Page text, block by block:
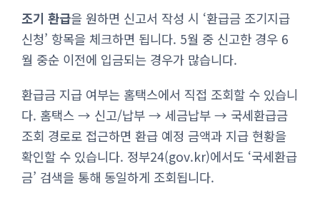
조기 환급을 원하면 신고서 작성 시 ‘환급금 조기지급
신청’ 항목을 체크하면 됩니다. 5월 중 신고한 경우 6
월 중순 이전에 입금되는 경우가 많습니다.
환급금 지급 여부는 홈택스에서 직접 조회할 수 있습니
다. 홈택스 → 신고/납부 → 세금납부 → 국세환급금
조회 경로로 접근하면 환급 예정 금액과 지급 현황을
확인할 수 있습니다. 정부24(gov.kr)에서도 ‘국세환급
금’ 검색을 통해 동일하게 조회됩니다.